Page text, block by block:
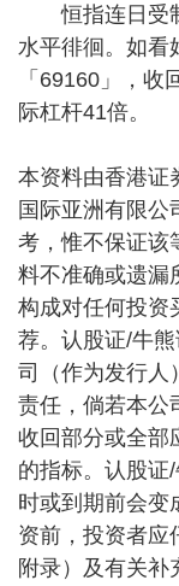
恒指连日受制
水平徘徊。如看
「69160」，
际杠杆41倍。
本资料由香港证
国际亚洲有限公
考，惟不保证该
料不准确或遗漏
构成对任何投资
荐。认股证/牛
司（作为发行人
责任，倘若本公
收回部分或全部
的指标。认股证
时或到期前会变
资前，投资者应
附录）及有关补